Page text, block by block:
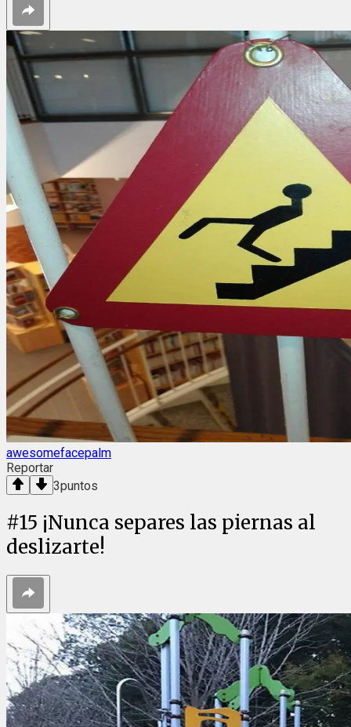
awesomefacepalm
Reportar
3puntos
#15 ¡Nunca separes las piernas al
deslizarte!